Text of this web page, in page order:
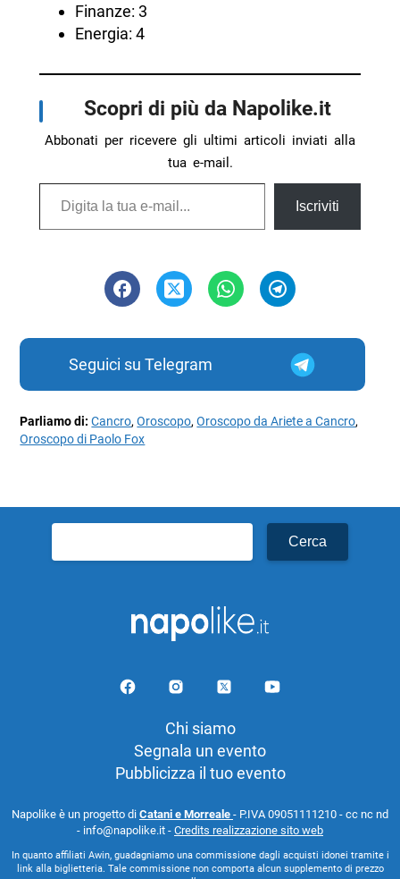
Finanze: 3
Energia: 4
Scopri di più da Napolike.it
Abbonati per ricevere gli ultimi articoli inviati alla
tua e-mail.
Digita la tua e-mail...
Iscriviti
Seguici su Telegram
Parliamo di:Cancro,Oroscopo,Oroscopo da Ariete a Cancro,
Oroscopo di Paolo Fox
per:
Chi siamo
Segnala un evento
Pubblicizza il tuo evento
Napolike è un progetto di Catani e Morreale - P.IVA 09051111210 - cc nc nd
- info@napolike.it - Credits realizzazione sito web
In quanto affiliati Awin, guadagniamo una commissione dagli acquisti idonei tramite i
link alla biglietteria. Tale commissione non comporta alcun supplemento di prezzo